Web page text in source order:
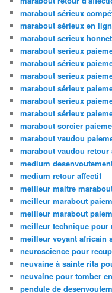
marabout sérieux
marabout sérieux en
marabout serieux
marabout serieux
marabout sérieux
marabout serieux
marabout sérieux
marabout serieux
marabout sérieux
marabout sorcier
marabout vaudou
marabout vaudou retour
medium
medium retour affectif
meilleur maitre
meilleur marabout
meilleur marabout
meilleur technique pour
meilleur voyant africain
neuroscience pour
neuvaine à sainte rita
neuvaine pour tomber
pendule de